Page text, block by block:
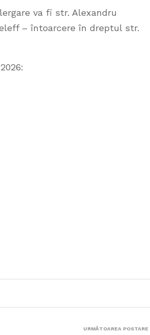
va fi str. Alexandru
– întoarcere în dreptul str.
URMĂTOAREA POSTARE